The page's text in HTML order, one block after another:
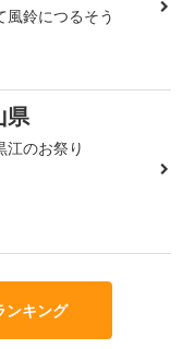
風鈴につるそう
県
江のお祭り
ンキング